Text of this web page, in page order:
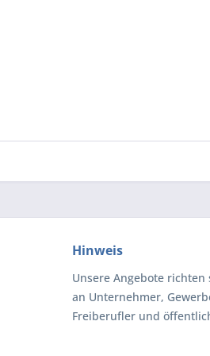
Hinweis
Unsere Angebote
an Unternehmer,
Freiberufler und